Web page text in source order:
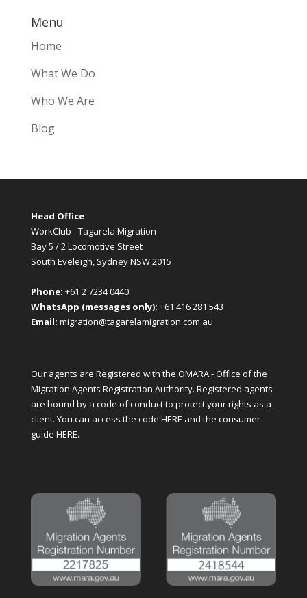
Menu
Home
What We Do
Who We Are
Blog
Head Office
WorkClub - Tagarela Migration
Bay 5 / 2 Locomotive Street
South Eveleigh, Sydney NSW 2015
Phone: +61 2 7234 0440
WhatsApp (messages only): +61 416 281 543
Email: migration@tagarelamigration.com.au
Our agents are Registered with the OMARA - Office of the
Migration Agents Registration Authority. Registered agents
are bound by a code of conduct to protect your rights as a
client. You can access the code HERE and the consumer
guide HERE.